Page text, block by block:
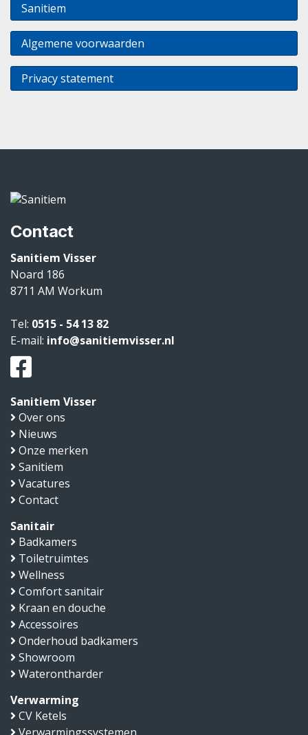
Sanitiem
Algemene voorwaarden
Privacy statement
Contact
Sanitiem Visser
Noard 186
8711 AM Workum
Tel: 0515 - 54 13 82
E-mail: info@sanitiemvisser.nl
Sanitiem Visser
Over ons
Nieuws
Onze merken
Sanitiem
Vacatures
Contact
Sanitair
Badkamers
Toiletruimtes
Wellness
Comfort sanitair
Kraan en douche
Accessoires
Onderhoud badkamers
Showroom
Waterontharder
Verwarming
CV Ketels